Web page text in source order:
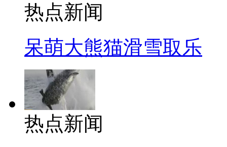
热点新闻
呆萌大熊猫滑雪取乐
热点新闻